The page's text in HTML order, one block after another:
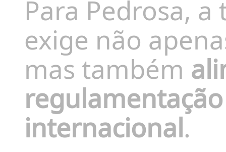
Para Pedrosa,
exige não
mas também
internacional.